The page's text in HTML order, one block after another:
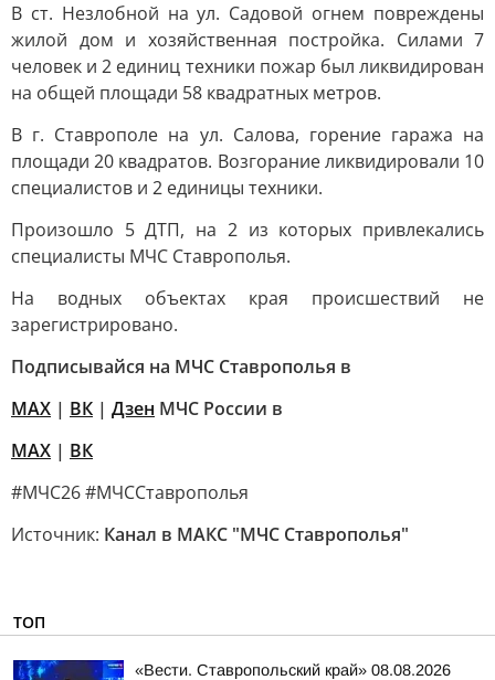
В ст. Незлобной на ул. Садовой огнем повреждены
жилой дом и хозяйственная постройка. Силами 7
человек и 2 единиц техники пожар был ликвидирован
на общей площади 58 квадратных метров.
В г. Ставрополе на ул. Салова, горение гаража на
площади 20 квадратов. Возгорание ликвидировали 10
специалистов и 2 единицы техники.
Произошло 5 ДТП, на 2 из которых привлекались
специалисты МЧС Ставрополья.
На водных объектах края происшествий не
зарегистрировано.
Подписывайся на МЧС Ставрополья в
MAX | ВК | Дзен МЧС России в
MAX | ВК
#МЧС26 #МЧССтаврополья
Источник: Канал в МАКС "МЧС Ставрополья"
ТОП
«Вести. Ставропольский край» 08.08.2026